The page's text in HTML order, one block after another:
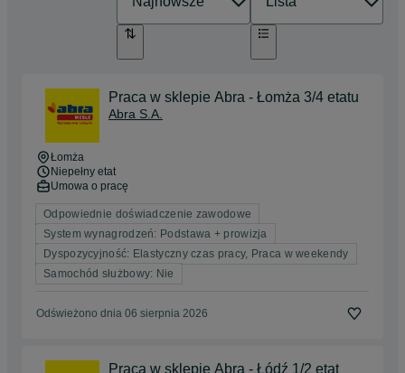
Praca w sklepie Abra - Łomża 3/4 etatu
Abra S.A.
Łomża
Niepełny etat
Umowa o pracę
Odpowiednie doświadczenie zawodowe
System wynagrodzeń: Podstawa + prowizja
Dyspozycyjność: Elastyczny czas pracy, Praca w weekendy
Samochód służbowy: Nie
Odświeżono dnia 06 sierpnia 2026
Praca w sklepie Abra - Łódź 1/2 etat